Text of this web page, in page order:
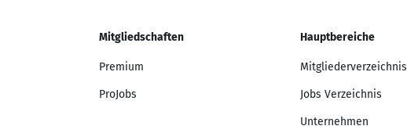
Mitgliedschaften
Premium
ProJobs
Hauptbereiche
Mitgliederverzeichnis
Jobs Verzeichnis
Unternehmen